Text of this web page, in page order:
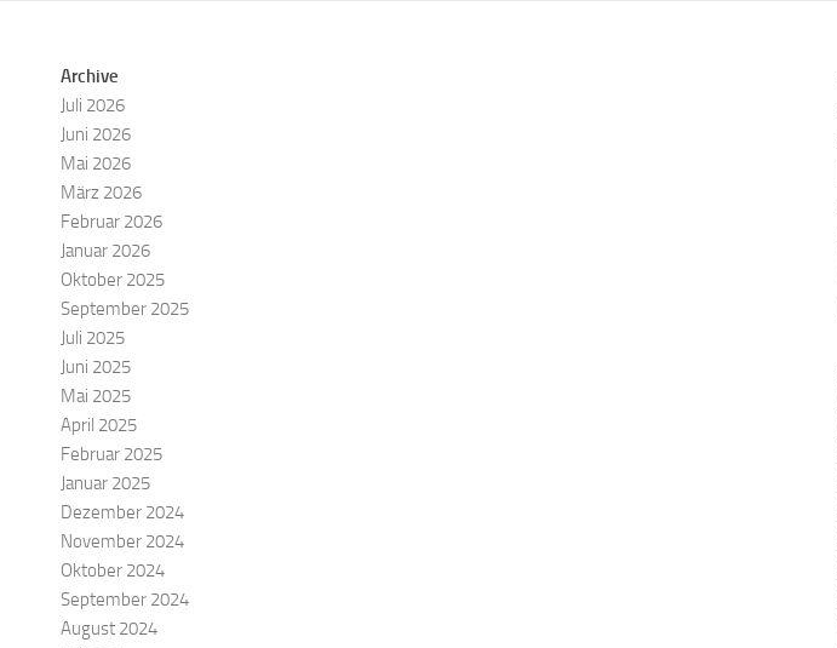
Archive
Juli 2026
Juni 2026
Mai 2026
März 2026
Februar 2026
Januar 2026
Oktober 2025
September 2025
Juli 2025
Juni 2025
Mai 2025
April 2025
Februar 2025
Januar 2025
Dezember 2024
November 2024
Oktober 2024
September 2024
August 2024